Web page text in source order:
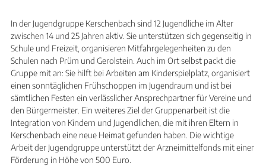
In der Jugendgruppe Kerschenbach sind 12 Jugendliche im Alter
zwischen 14 und 25 Jahren aktiv. Sie unterstützen sich gegenseitig in
Schule und Freizeit, organisieren Mitfahrgelegenheiten zu den
Schulen nach Prüm und Gerolstein. Auch im Ort selbst packt die
Gruppe mit an: Sie hilft bei Arbeiten am Kinderspielplatz, organisiert
einen sonntäglichen Frühschoppen im Jugendraum und ist bei
sämtlichen Festen ein verlässlicher Ansprechpartner für Vereine und
den Bürgermeister. Ein weiteres Ziel der Gruppenarbeit ist die
Integration von Kindern und Jugendlichen, die mit ihren Eltern in
Kerschenbach eine neue Heimat gefunden haben. Die wichtige
Arbeit der Jugendgruppe unterstützt der Arzneimittelfonds mit einer
Förderung in Höhe von 500 Euro.